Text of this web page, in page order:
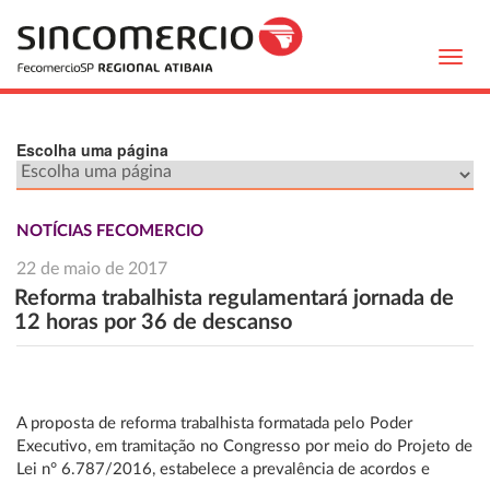
Escolha uma página
NOTÍCIAS FECOMERCIO
22 de maio de 2017
Reforma trabalhista regulamentará jornada de
12 horas por 36 de descanso
A proposta de reforma trabalhista formatada pelo Poder
Executivo, em tramitação no Congresso por meio do Projeto de
Lei n° 6.787/2016, estabelece a prevalência de acordos e